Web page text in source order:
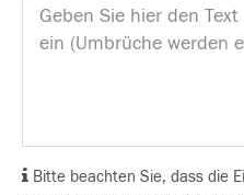
Bitte beachten Sie, dass die